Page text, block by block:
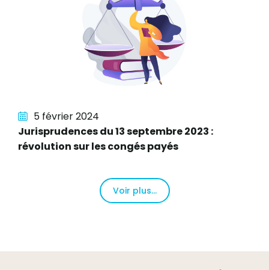
5 février 2024
Jurisprudences du 13 septembre 2023 :
révolution sur les congés payés
Voir plus...